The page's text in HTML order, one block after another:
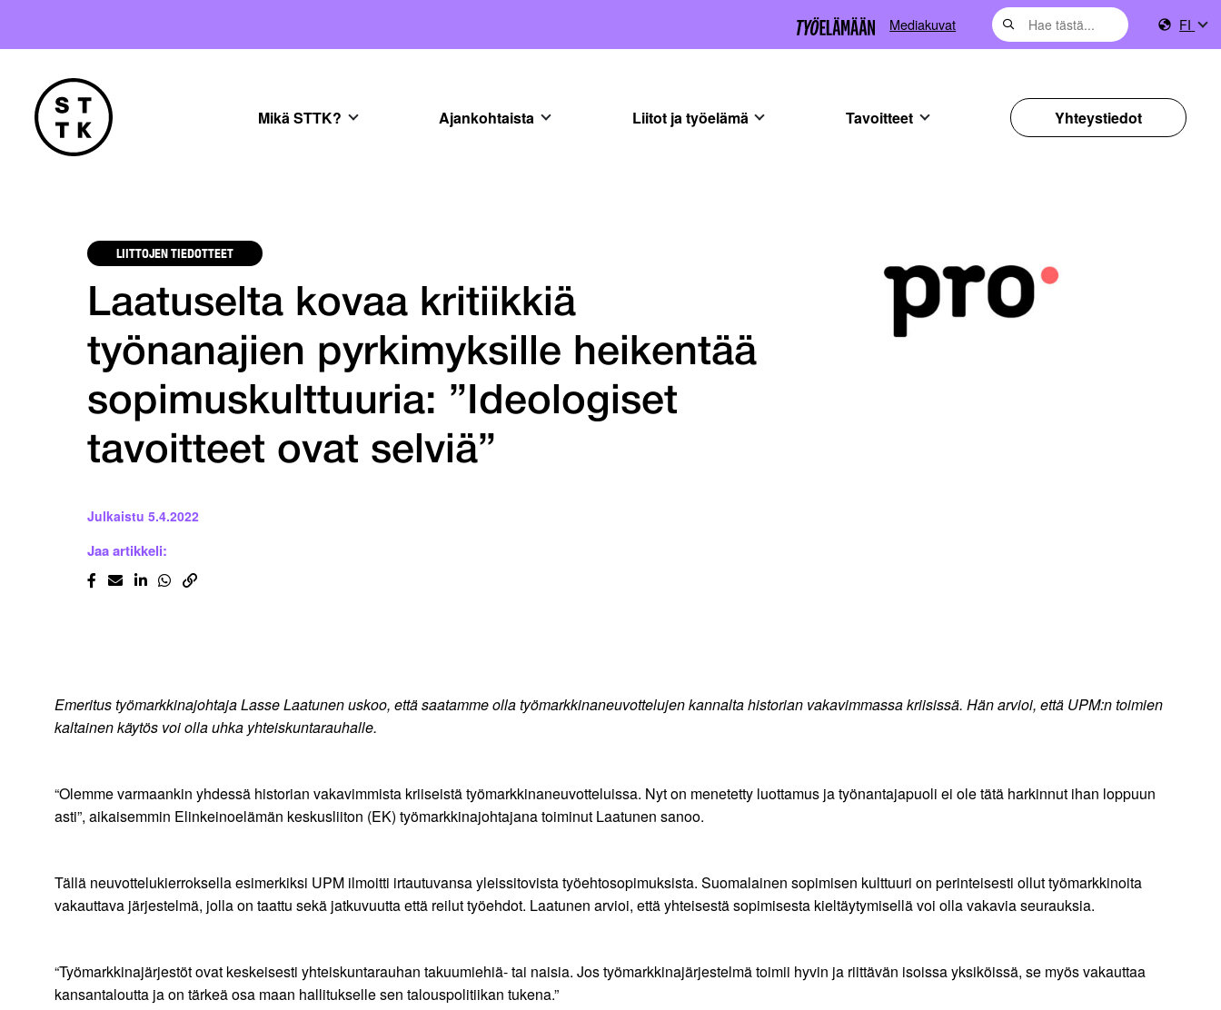
Mediakuvat FI
Mikä STTK? Ajankohtaista Liitot ja työelämä Tavoitteet Yhteystiedot
LIITTOJEN TIEDOTTEET
Laatuselta kovaa kritiikkiä
työnanajien pyrkimyksille heikentää
sopimuskulttuuria: ”Ideologiset
tavoitteet ovat selviä”
Julkaistu 5.4.2022
Jaa artikkeli:
Emeritus työmarkkinajohtaja Lasse Laatunen uskoo, että saatamme olla työmarkkinaneuvottelujen kannalta historian vakavimmassa kriisissä. Hän arvioi, että UPM:n toimien
kaltainen käytös voi olla uhka yhteiskuntarauhalle.
“Olemme varmaankin yhdessä historian vakavimmista kriiseistä työmarkkinaneuvotteluissa. Nyt on menetetty luottamus ja työnantajapuoli ei ole tätä harkinnut ihan loppuun
asti”, aikaisemmin Elinkeinoelämän keskusliiton (EK) työmarkkinajohtajana toiminut Laatunen sanoo.
Tällä neuvottelukierroksella esimerkiksi UPM ilmoitti irtautuvansa yleissitovista työehtosopimuksista. Suomalainen sopimisen kulttuuri on perinteisesti ollut työmarkkinoita
vakauttava järjestelmä, jolla on taattu sekä jatkuvuutta että reilut työehdot. Laatunen arvioi, että yhteisestä sopimisesta kieltäytymisellä voi olla vakavia seurauksia.
“Työmarkkinajärjestöt ovat keskeisesti yhteiskuntarauhan takuumiehiä- tai naisia. Jos työmarkkinajärjestelmä toimii hyvin ja riittävän isoissa yksiköissä, se myös vakauttaa
kansantaloutta ja on tärkeä osa maan hallitukselle sen talouspolitiikan tukena.”